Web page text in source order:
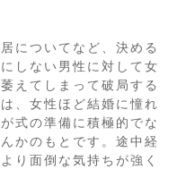
についてなど、決める
しない男性に対して女
えてしまって破局する
、女性ほど結婚に憧れ
式の準備に積極的でな
かのもとです。途中経
り面倒な気持ちが強く